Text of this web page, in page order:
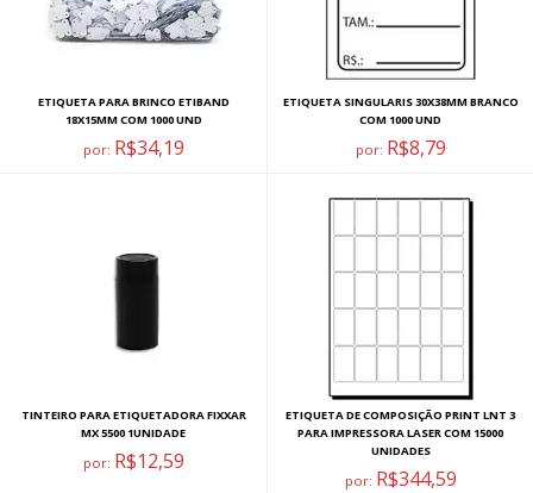
ETIQUETA PARA BRINCO ETIBAND
18X15MM COM 1000 UND
por: R$34,19
ETIQUETA SINGULARIS 30X38MM BRANCO
COM 1000 UND
por: R$8,79
TINTEIRO PARA ETIQUETADORA FIXXAR
MX 5500 1UNIDADE
por: R$12,59
ETIQUETA DE COMPOSIÇÃO PRINT LNT 3
PARA IMPRESSORA LASER COM 15000
UNIDADES
por: R$344,59